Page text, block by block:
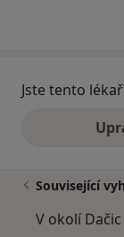
Jste tento
Související
V okolí Dačic